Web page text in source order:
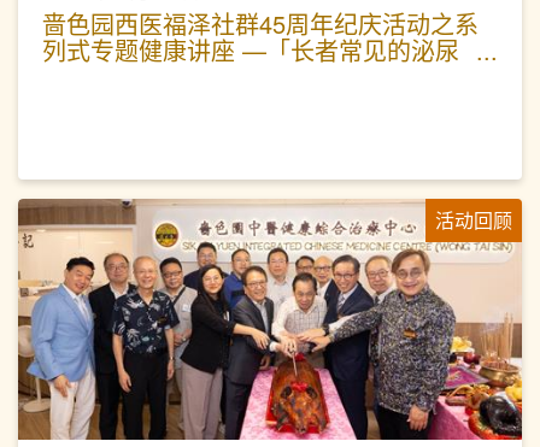
啬色园西医福泽社群45周年纪庆活动之系
列式专题健康讲座 —「长者常见的泌尿
活动回顾